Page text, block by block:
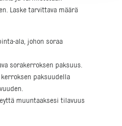
Laske tarvittava määrä
ala, johon soraa
sorakerroksen paksuus.
paksuudella
muuntaaksesi tilavuus